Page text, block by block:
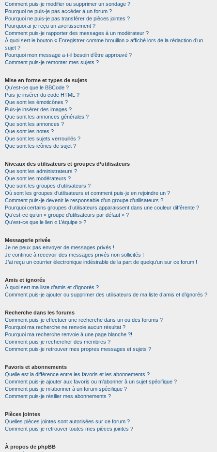
Comment puis-je modifier ou supprimer un sondage ?
Pourquoi ne puis-je pas accéder à un forum ?
Pourquoi ne puis-je pas transférer de pièces jointes ?
Pourquoi ai-je reçu un avertissement ?
Comment puis-je rapporter des messages à un modérateur ?
À quoi sert le bouton « Enregistrer comme brouillon » affiché lors de la rédaction d’un
sujet ?
Pourquoi mon message a-t-il besoin d’être approuvé ?
Comment puis-je remonter mes sujets ?
Mise en forme et types de sujets
Qu’est-ce que le BBCode ?
Puis-je insérer du code HTML ?
Que sont les émoticônes ?
Puis-je insérer des images ?
Que sont les annonces générales ?
Que sont les annonces ?
Que sont les notes ?
Que sont les sujets verrouillés ?
Que sont les icônes de sujet ?
Niveaux des utilisateurs et groupes d’utilisateurs
Que sont les administrateurs ?
Que sont les modérateurs ?
Que sont les groupes d’utilisateurs ?
Où sont les groupes d’utilisateurs et comment puis-je en rejoindre un ?
Comment puis-je devenir le responsable d’un groupe d’utilisateurs ?
Pourquoi certains groupes d’utilisateurs apparaissent dans une couleur différente ?
Qu’est-ce qu’un « groupe d’utilisateurs par défaut » ?
Qu’est-ce que le lien « L’équipe » ?
Messagerie privée
Je ne peux pas envoyer de messages privés !
Je continue à recevoir des messages privés non sollicités !
J’ai reçu un courrier électronique indésirable de la part de quelqu’un sur ce forum !
Amis et ignorés
À quoi sert ma liste d’amis et d’ignorés ?
Comment puis-je ajouter ou supprimer des utilisateurs de ma liste d’amis et d’ignorés ?
Recherche dans les forums
Comment puis-je effectuer une recherche dans un ou des forums ?
Pourquoi ma recherche ne renvoie aucun résultat ?
Pourquoi ma recherche renvoie à une page blanche ?!
Comment puis-je rechercher des membres ?
Comment puis-je retrouver mes propres messages et sujets ?
Favoris et abonnements
Quelle est la différence entre les favoris et les abonnements ?
Comment puis-je ajouter aux favoris ou m’abonner à un sujet spécifique ?
Comment puis-je m’abonner à un forum spécifique ?
Comment puis-je résilier mes abonnements ?
Pièces jointes
Quelles pièces jointes sont autorisées sur ce forum ?
Comment puis-je retrouver toutes mes pièces jointes ?
À propos de phpBB